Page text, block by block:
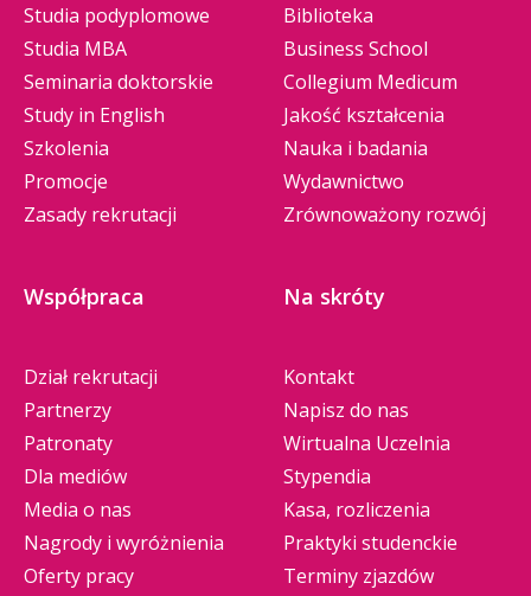
Studia podyplomowe
Studia MBA
Seminaria doktorskie
Study in English
Szkolenia
Promocje
Zasady rekrutacji
Biblioteka
Business School
Collegium Medicum
Jakość kształcenia
Nauka i badania
Wydawnictwo
Zrównoważony rozwój
Współpraca
Dział rekrutacji
Partnerzy
Patronaty
Dla mediów
Media o nas
Nagrody i wyróżnienia
Oferty pracy
Na skróty
Kontakt
Napisz do nas
Wirtualna Uczelnia
Stypendia
Kasa, rozliczenia
Praktyki studenckie
Terminy zjazdów